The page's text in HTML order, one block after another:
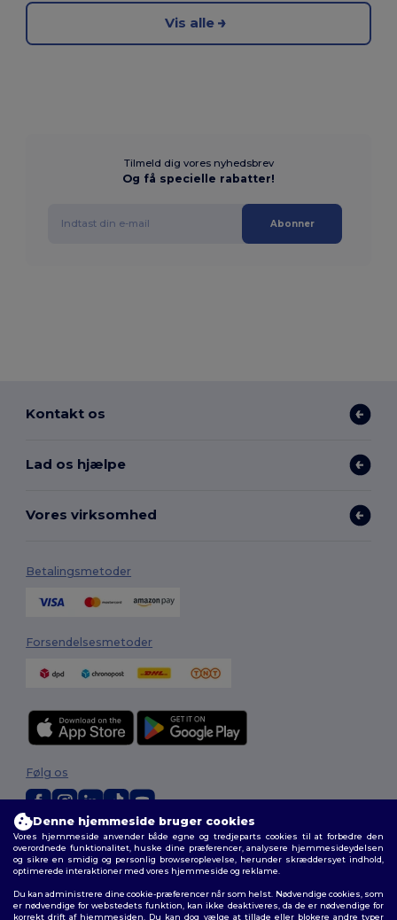
Vis alle
Tilmeld dig vores nyhedsbrev
Og få specielle rabatter!
Abonner
Kontakt os
Lad os hjælpe
Vores virksomhed
Betalingsmetoder
Forsendelsesmetoder
2026. Alle rettigheder forbeholdes
Vilkår og Betingelser|Tilpasset politik|Fortrolighedspolitik|Politik for
cookies|Sitemap
Følg os
Denne hjemmeside bruger cookies
Vores hjemmeside anvender både egne og tredjeparts cookies til at forbedre den
overordnede funktionalitet, huske dine præferencer, analysere hjemmesideydelsen
og sikre en smidig og personlig browseroplevelse, herunder skræddersyet indhold,
optimerede interaktioner med vores hjemmeside og reklame.
Du kan administrere dine cookie-præferencer når som helst. Nødvendige cookies, som
er nødvendige for webstedets funktion, kan ikke deaktiveres, da de er nødvendige for
korrekt drift af hjemmesiden. Du kan dog vælge at tillade eller blokere andre typer